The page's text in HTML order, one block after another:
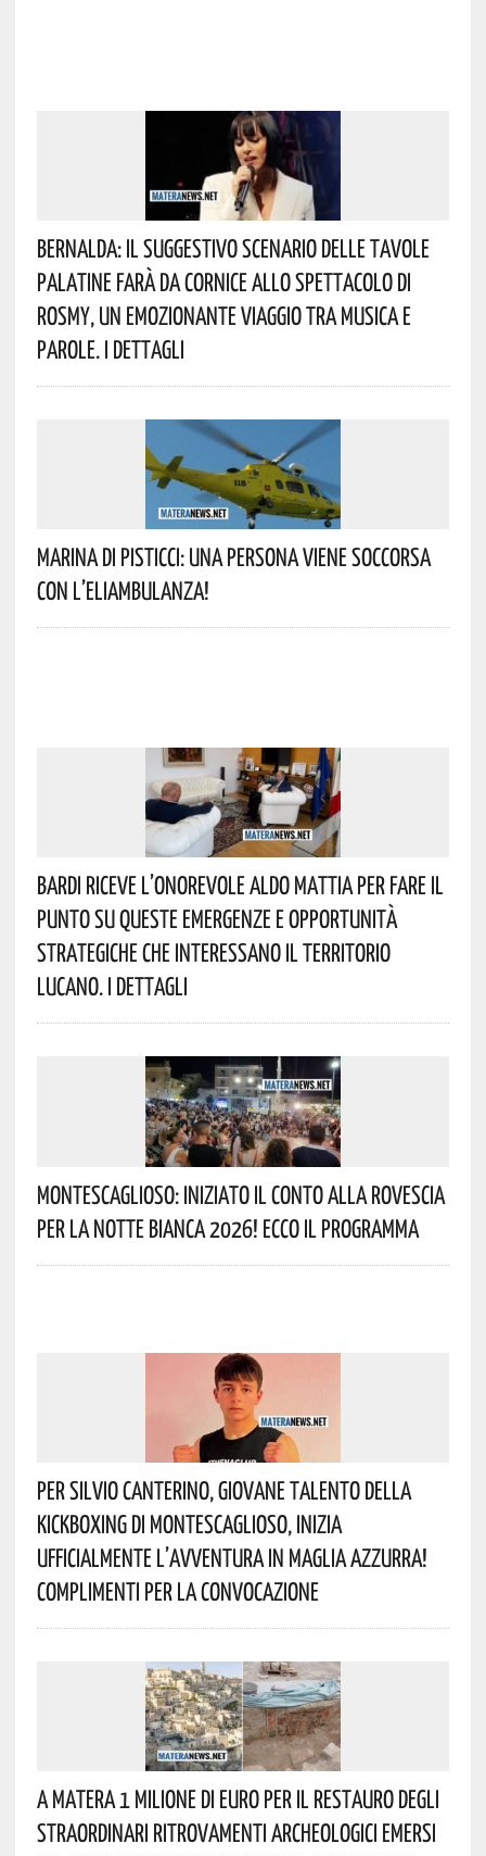
Bernalda: Il Suggestivo Scenario Delle Tavole
Palatine Farà Da Cornice Allo Spettacolo Di
Rosmy, Un Emozionante Viaggio Tra Musica E
Parole. I Dettagli
Marina Di Pisticci: Una Persona Viene Soccorsa
Con L’eliambulanza!
Bardi Riceve L’onorevole Aldo Mattia Per Fare Il
Punto Su Queste Emergenze E Opportunità
Strategiche Che Interessano Il Territorio
Lucano. I Dettagli
Montescaglioso: Iniziato Il Conto Alla Rovescia
Per La Notte Bianca 2026! Ecco Il Programma
Per Silvio Canterino, Giovane Talento Della
Kickboxing Di Montescaglioso, Inizia
Ufficialmente L’avventura In Maglia Azzurra!
Complimenti Per La Convocazione
A Matera 1 Milione Di Euro Per Il Restauro Degli
Straordinari Ritrovamenti Archeologici Emersi